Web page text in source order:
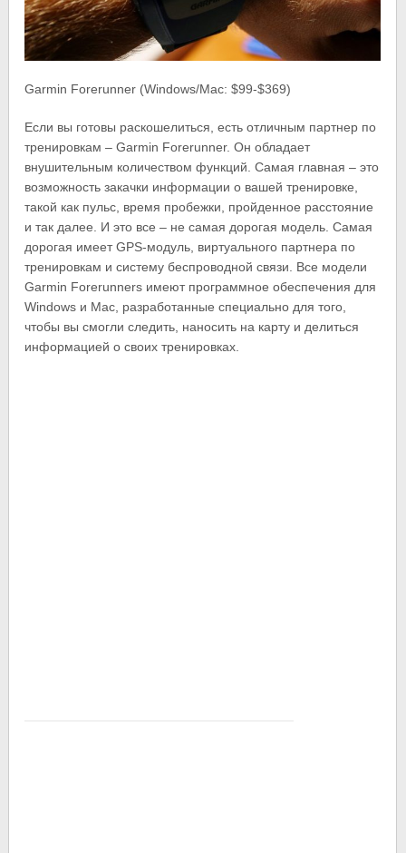
Garmin Forerunner (Windows/Mac: $99-$369)
Если вы готовы раскошелиться, есть отличным партнер по
тренировкам – Garmin Forerunner. Он обладает
внушительным количеством функций. Самая главная – это
возможность закачки информации о вашей тренировке,
такой как пульс, время пробежки, пройденное расстояние
и так далее. И это все – не самая дорогая модель. Самая
дорогая имеет GPS-модуль, виртуального партнера по
тренировкам и систему беспроводной связи. Все модели
Garmin Forerunners имеют программное обеспечения для
Windows и Mac, разработанные специально для того,
чтобы вы смогли следить, наносить на карту и делиться
информацией о своих тренировках.